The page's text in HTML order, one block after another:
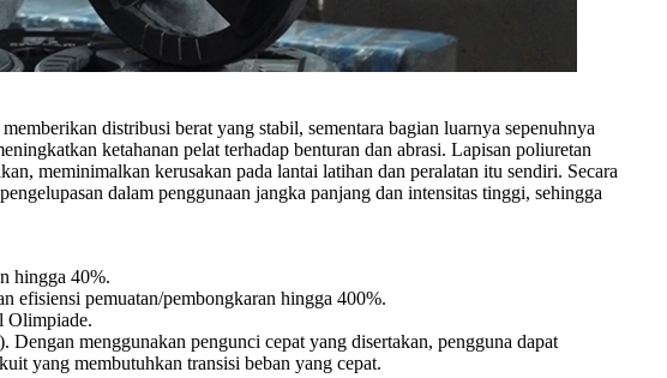
distribusi berat yang stabil, sementara bagian luarnya sepenuhnya
ketahanan pelat terhadap benturan dan abrasi. Lapisan poliuretan
meminimalkan kerusakan pada lantai latihan dan peralatan itu sendiri. Secara
dalam penggunaan jangka panjang dan intensitas tinggi, sehingga
hingga 40%.
efisiensi pemuatan/pembongkaran hingga 400%.
Olimpiade.
menggunakan pengunci cepat yang disertakan, pengguna dapat
yang membutuhkan transisi beban yang cepat.